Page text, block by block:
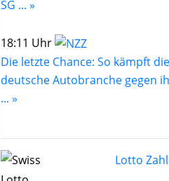
SG ... »
18:11 Uhr
Die letzte Chance: So kämpft die
deutsche Autobranche gegen
... »
Lotto